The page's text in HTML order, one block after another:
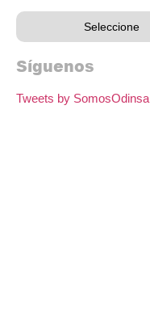
Síguenos
Tweets by SomosOdinsa